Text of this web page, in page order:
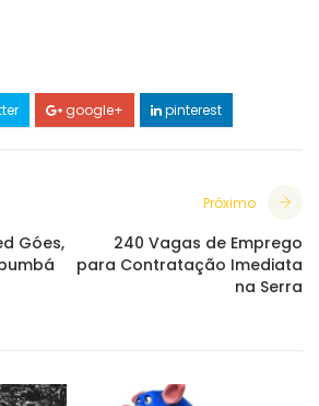
google+ pinterest
Góes,
Próximo
240 Vagas de Emprego
para Contratação Imediata
na Serra